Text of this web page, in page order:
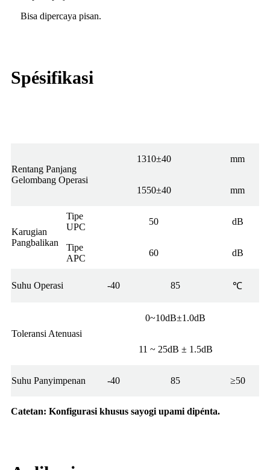
Bisa dipercaya pisan.
Spésifikasi
Rentang Panjang
Gelombang Operasi
1310±40 mm
1550±40 mm
Karugian
Pangbalikan
Tipe
UPC
50 dB
Tipe
APC
60 dB
Suhu Operasi -40 85 ℃
Toleransi Atenuasi
0~10dB±1.0dB
11 ~ 25dB ± 1.5dB
Suhu Panyimpenan -40 85 ≥50
Catetan: Konfigurasi khusus sayogi upami dipénta.